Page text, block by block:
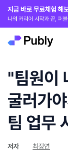
지금 바로 무료체험 해
나의 커리어 시작과 끝, 퍼블
"팀원이
굴러가
팀 업무
저자 최정연